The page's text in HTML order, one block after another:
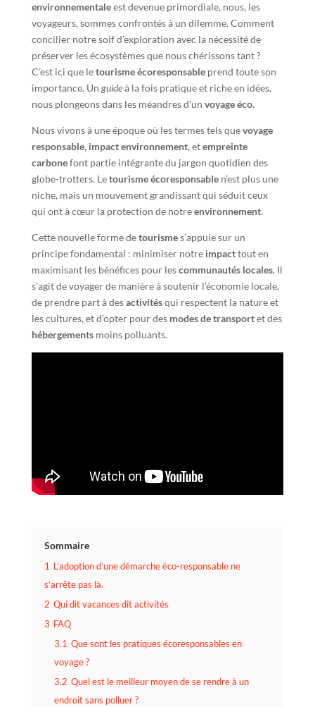
environnementaleest devenue primordiale, nous, les
voyageurs, sommes confrontés à un dilemme. Comment
concilier notre soif d’exploration avec la nécessité de
préserver les écosystèmes que nous chérissons tant ?
C’est ici que letourisme écoresponsableprend toute son
importance. Un guideà la fois pratique et riche en idées,
nous plongeons dans les méandres d’un voyage éco.
Nous vivons à une époque où les termes tels quevoyage
responsable, impact environnement, etempreinte
carbonefont partie intégrante du jargon quotidien des
globe-trotters. Letourisme écoresponsablen’est plus une
niche, mais un mouvement grandissant qui séduit ceux
qui ont à cœur la protection de notreenvironnement.
Cette nouvelle forme detourismes’appuie sur un
principe fondamental : minimiser notre impacttout en
maximisant les bénéfices pour lescommunautés locales. Il
s’agit de voyager de manière à soutenir l’économie locale,
de prendre part à desactivitésqui respectent la nature et
les cultures, et d’opter pour des modes de transportet des
hébergementsmoins polluants.
Sommaire
1
L’adoption d’une démarche éco-responsable ne
s’arrête pas là.
2 Qui dit vacances dit activités
3 FAQ
3.1 Que sont les pratiques écoresponsables en
voyage ?
3.2 Quel est le meilleur moyen de se rendre à un
endroit sans polluer ?